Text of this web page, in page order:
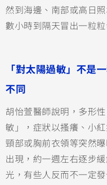
然到海邊、南部或高日
數小時到隔天冒出一粒粒
「對太陽過敏」不是
不同
胡怡萱醫師說明，多形
敏」，症狀以搔癢、小
頸部或胸前衣領等突然
出現，約一週左右逐步
光，有些人反而不一定